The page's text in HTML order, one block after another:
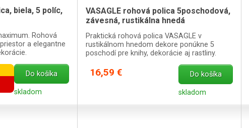
biela, 5 políc,
Rohová
a elegantne
Do košíka
skladom
VASAGLE rohová polica 5poschodová,
závesná, rustikálna hnedá
Praktická rohová polica VASAGLE v
rustikálnom hnedom dekore ponúkne 5
poschodí pre knihy, dekorácie aj rastliny.
16,59 € Do košíka
skladom